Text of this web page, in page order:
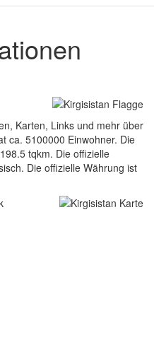
Karten, Links und mehr über
ca. 5100000 Einwohner. Die
tqkm. Die offizielle
Die offizielle Währung ist